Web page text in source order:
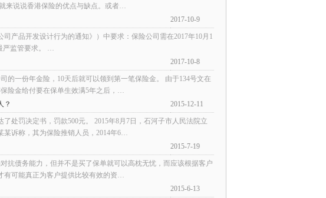
说说香港保险的优点与缺点。或者…
2017-10-9
产品开发设计行为的通知》）中要求：保险公司需在2017年10月1
严监管要求。 …
2017-10-8
的一份年金险，10天后就可以领到第一笔保险金。 由于134号文在
险金给付要在保单生效满5年之后，…
？
2015-12-11
处罚决定书，罚款500元。 2015年8月7日，石河子市人民法院立
某诉称，其为保险推销人员，2014年6…
2015-7-19
务能力，但并不是买了保单就可以高枕无忧，而应该根据客户
有可能真正为客户提供比较有效的资…
2015-6-13